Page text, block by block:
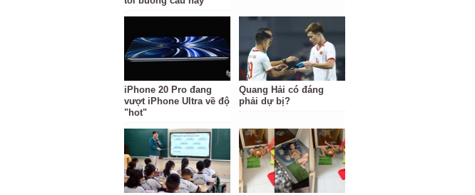
iPhone 20 Pro đang
vượt iPhone Ultra về độ
"hot"
Quang Hải có đáng
phải dự bị?